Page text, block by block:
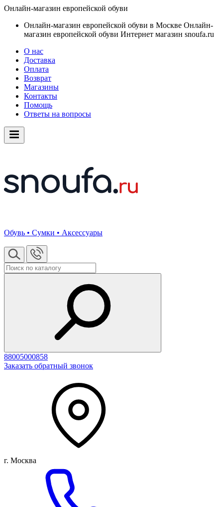
Онлайн-магазин европейской обуви
Онлайн-магазин европейской обуви в Москве Онлайн-
магазин европейской обуви Интернет магазин snoufa.ru
О нас
Доставка
Оплата
Возврат
Магазины
Контакты
Помощь
Ответы на вопросы
Обувь • Сумки • Аксессуары
88005000858
Заказать обратный звонок
г. Москва